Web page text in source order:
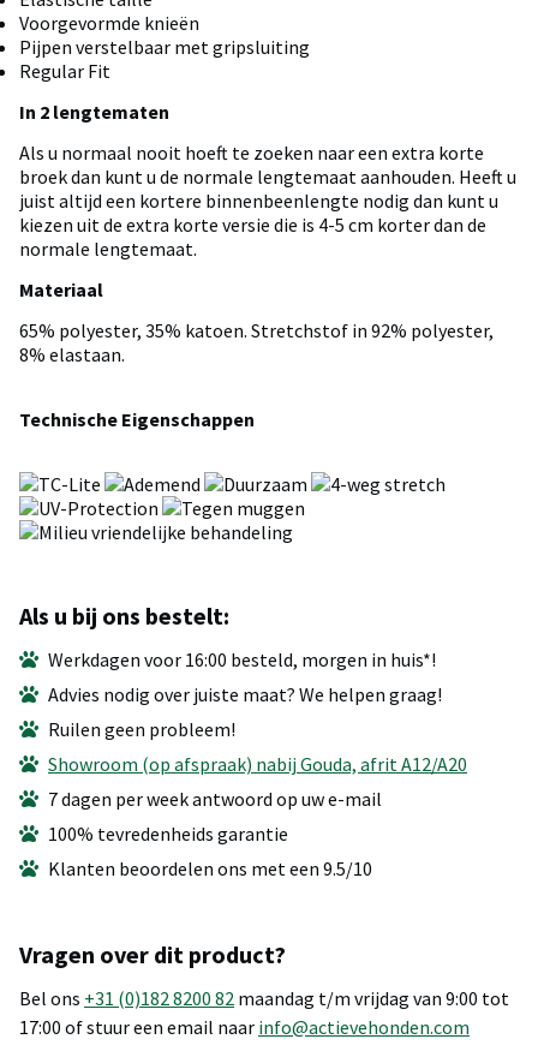
Voorgevormde knieën
Pijpen verstelbaar met gripsluiting
Regular Fit
In 2 lengtematen
Als u normaal nooit hoeft te zoeken naar een extra korte
broek dan kunt u de normale lengtemaat aanhouden. Heeft u
juist altijd een kortere binnenbeenlengte nodig dan kunt u
kiezen uit de extra korte versie die is 4-5 cm korter dan de
normale lengtemaat.
Materiaal
65% polyester, 35% katoen. Stretchstof in 92% polyester,
8% elastaan.
Technische Eigenschappen
Als u bij ons bestelt:
Werkdagen voor 16:00 besteld, morgen in huis*!
Advies nodig over juiste maat? We helpen graag!
Ruilen geen probleem!
Showroom (op afspraak) nabij Gouda, afrit A12/A20
7 dagen per week antwoord op uw e-mail
100% tevredenheids garantie
Klanten beoordelen ons met een 9.5/10
Vragen over dit product?
Bel ons +31 (0)182 8200 82 maandag t/m vrijdag van 9:00 tot
17:00 of stuur een email naar info@actievehonden.com